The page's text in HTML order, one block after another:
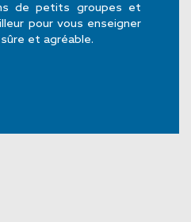
de petits groupes et
pour vous enseigner
et agréable.